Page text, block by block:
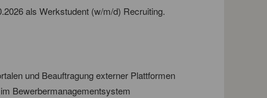
als Werkstudent (w/m/d) Recruiting.
und Beauftragung externer Plattformen
Bewerbermanagementsystem